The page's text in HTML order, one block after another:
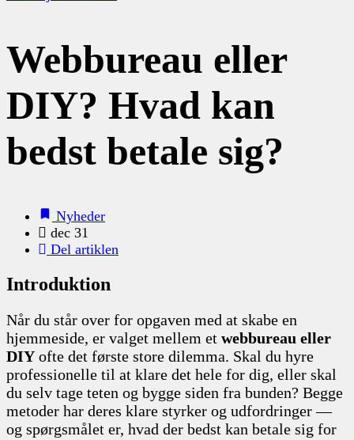
Webbureau eller
DIY? Hvad kan
bedst betale sig?
Nyheder
dec 31
Del artiklen
Introduktion
Når du står over for opgaven med at skabe en
hjemmeside, er valget mellem et webbureau eller
DIY ofte det første store dilemma. Skal du hyre
professionelle til at klare det hele for dig, eller skal
du selv tage teten og bygge siden fra bunden? Begge
metoder har deres klare styrker og udfordringer —
og spørgsmålet er, hvad der bedst kan betale sig for